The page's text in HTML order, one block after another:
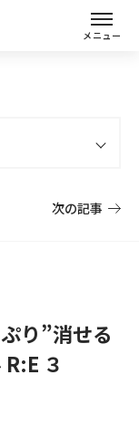
メニュー
次の記事
り”消せる
R:E ３